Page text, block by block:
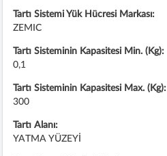
Tartı Sistemi Yük Hücresi Markası:
ZEMIC
Tartı Sisteminin Kapasitesi Min. (Kg):
0,1
Tartı Sisteminin Kapasitesi Max. (Kg):
300
Tartı Alanı:
YATMA YÜZEYİ